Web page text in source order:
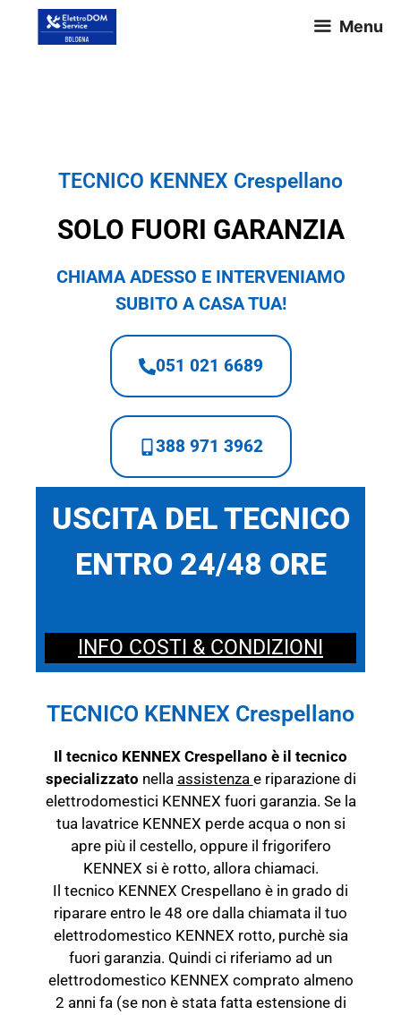
Menu
TECNICO KENNEX Crespellano
SOLO FUORI GARANZIA
CHIAMA ADESSO E INTERVENIAMO
SUBITO A CASA TUA!
051 021 6689
388 971 3962
USCITA DEL TECNICO
ENTRO 24/48 ORE
INFO COSTI & CONDIZIONI
TECNICO KENNEX Crespellano
Il tecnico KENNEX Crespellano è il tecnico
specializzato nella assistenza e riparazione di
elettrodomestici KENNEX fuori garanzia. Se la
tua lavatrice KENNEX perde acqua o non si
apre più il cestello, oppure il frigorifero
KENNEX si è rotto, allora chiamaci.
Il tecnico KENNEX Crespellano è in grado di
riparare entro le 48 ore dalla chiamata il tuo
elettrodomestico KENNEX rotto, purchè sia
fuori garanzia. Quindi ci riferiamo ad un
elettrodomestico KENNEX comprato almeno
2 anni fa (se non è stata fatta estensione di